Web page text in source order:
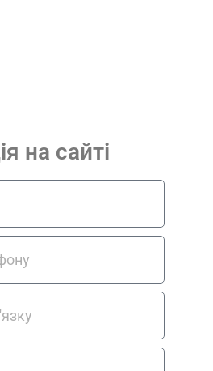
на сайті